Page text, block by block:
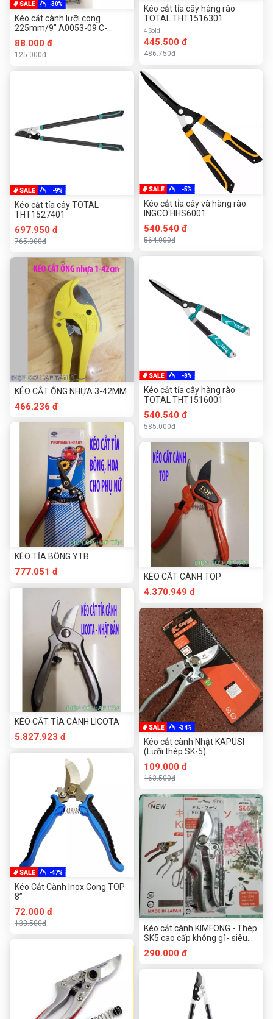
-30%
Kéo cắt cành lưỡi cong
225mm/9″ A0053-09 C-
MART
88.000 đ
125.000đ
-9%
Kéo cắt tỉa cây TOTAL
THT1527401
697.950 đ
765.000đ
KÉO CẮT ỐNG NHỰA 3-42MM
466.236 đ
KÉO TỈA BÔNG YTB
777.051 đ
KÉO CẮT TỈA CÀNH LICOTA
5.827.923 đ
-47%
Kéo Cắt Cành Inox Cong TOP
8”
72.000 đ
133.500đ
Kéo cắt tỉa cây hàng rào
TOTAL THT1516301
4 Sold
445.500 đ
486.750đ
-5%
Kéo cắt tỉa cây và hàng rào
INGCO HHS6001
540.540 đ
564.000đ
-8%
Kéo cắt tỉa cây hàng rào
TOTAL THT1516001
540.540 đ
585.000đ
KÉO CẮT CÀNH TOP
4.370.949 đ
-34%
Kéo cắt cành Nhật KAPUSI
(Lưỡi thép SK-5)
109.000 đ
163.500đ
Kéo cắt cành KIMFONG - Thép
SK5 cao cấp không gỉ - siêu
bén
290.000 đ